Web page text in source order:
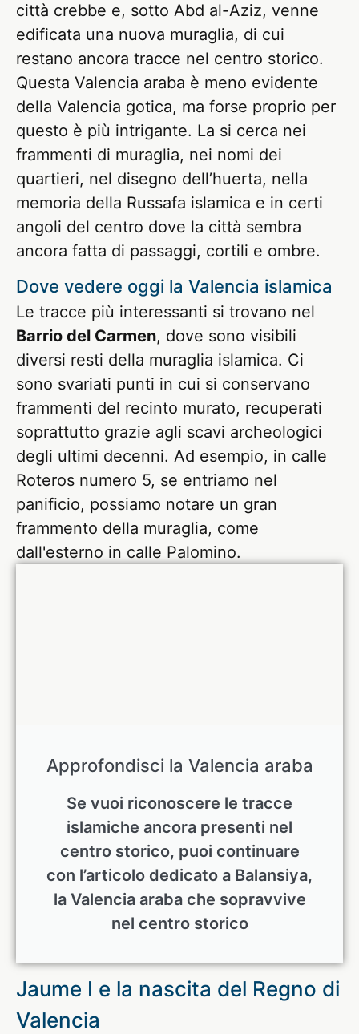
città crebbe e, sotto Abd al-Aziz, venne
edificata una nuova muraglia, di cui
restano ancora tracce nel centro storico.
Questa Valencia araba è meno evidente
della Valencia gotica, ma forse proprio per
questo è più intrigante. La si cerca nei
frammenti di muraglia, nei nomi dei
quartieri, nel disegno dell’huerta, nella
memoria della Russafa islamica e in certi
angoli del centro dove la città sembra
ancora fatta di passaggi, cortili e ombre.
Dove vedere oggi la Valencia islamica
Le tracce più interessanti si trovano nel
Barrio del Carmen, dove sono visibili
diversi resti della muraglia islamica. Ci
sono svariati punti in cui si conservano
frammenti del recinto murato, recuperati
soprattutto grazie agli scavi archeologici
degli ultimi decenni. Ad esempio, in calle
Roteros numero 5, se entriamo nel
panificio, possiamo notare un gran
frammento della muraglia, come
dall'esterno in calle Palomino.
Approfondisci la Valencia araba
Se vuoi riconoscere le tracce
islamiche ancora presenti nel
centro storico, puoi continuare
con l’articolo dedicato a Balansiya,
la Valencia araba che sopravvive
nel centro storico
Jaume I e la nascita del Regno di
Valencia